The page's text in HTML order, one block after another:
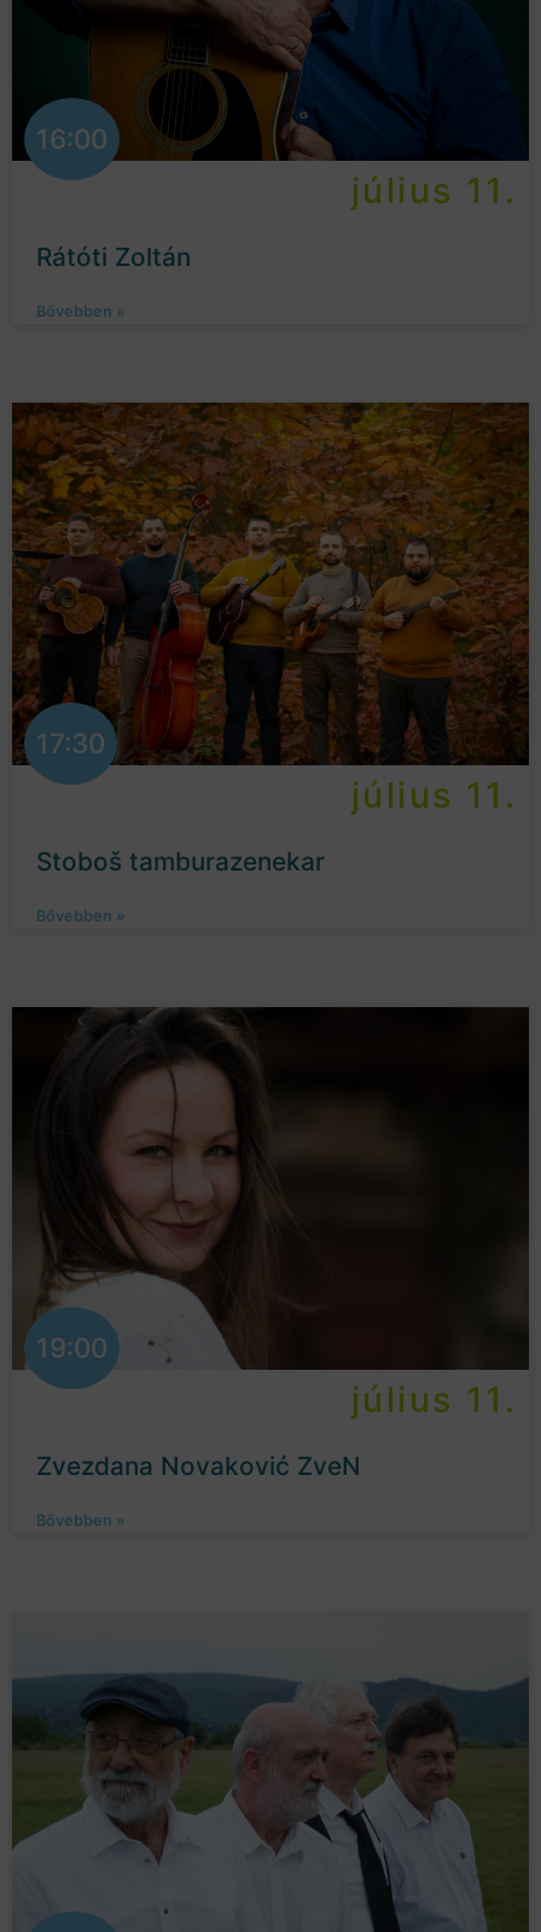
16:00
július 11.
Rátóti Zoltán
Bővebben »
17:30
július 11.
Stoboš tamburazenekar
Bővebben »
19:00
július 11.
Zvezdana Novaković ZveN
Bővebben »